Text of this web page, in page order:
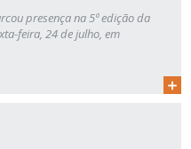
presença na 5ª edição da
feira, 24 de julho, em